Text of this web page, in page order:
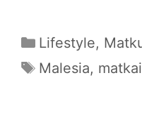
Kategoriat
Lifestyle,
Avainsanat
Malesia,